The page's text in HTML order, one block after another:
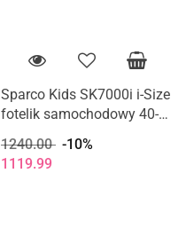
Sparco Kids SK7000i i-Size
fotelik samochodowy 40-
1240.00 -10%
1119.99